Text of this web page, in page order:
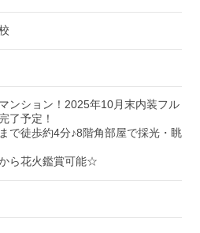
ンション！2025年10月末内装フル
了予定！
で徒歩約4分♪8階角部屋で採光・眺
ら花火鑑賞可能☆